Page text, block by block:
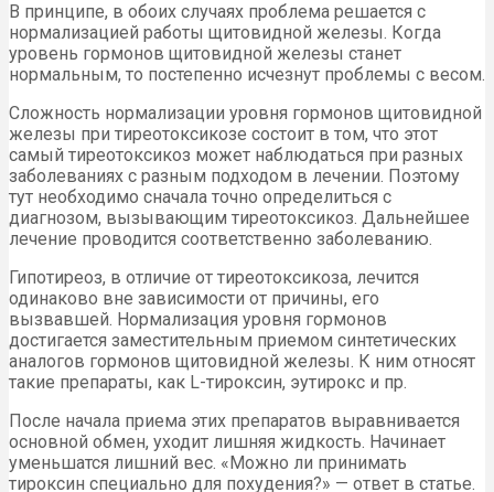
В принципе, в обоих случаях проблема решается с
нормализацией работы щитовидной железы. Когда
уровень гормонов щитовидной железы станет
нормальным, то постепенно исчезнут проблемы с весом.
Сложность нормализации уровня гормонов щитовидной
железы при тиреотоксикозе состоит в том, что этот
самый тиреотоксикоз может наблюдаться при разных
заболеваниях с разным подходом в лечении. Поэтому
тут необходимо сначала точно определиться с
диагнозом, вызывающим тиреотоксикоз. Дальнейшее
лечение проводится соответственно заболеванию.
Гипотиреоз, в отличие от тиреотоксикоза, лечится
одинаково вне зависимости от причины, его
вызвавшей. Нормализация уровня гормонов
достигается заместительным приемом синтетических
аналогов гормонов щитовидной железы. К ним относят
такие препараты, как L-тироксин, эутирокс и пр.
После начала приема этих препаратов выравнивается
основной обмен, уходит лишняя жидкость. Начинает
уменьшатся лишний вес. «Можно ли принимать
тироксин специально для похудения?» — ответ в статье.